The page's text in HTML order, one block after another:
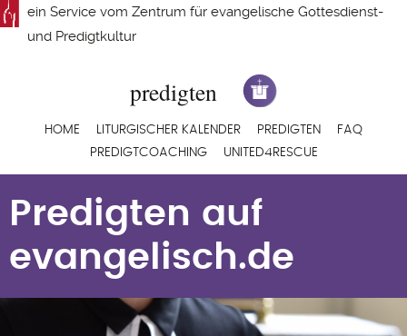
Direkt
zum
ein Service vom Zentrum für evangelische Gottesdienst-
und Predigtkultur
Hauptnavigation
HOME LITURGISCHER KALENDER PREDIGTEN
FAQ
PREDIGTCOACHING
UNITED4RESCUE
Predigten auf
evangelisch.de